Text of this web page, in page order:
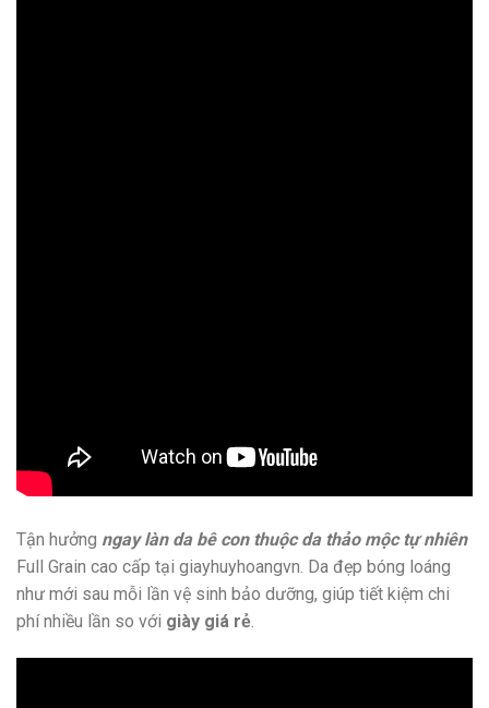
Tận hưởng ngay làn da bê con thuộc da thảo mộc tự nhiên
Full Grain cao cấp tại giayhuyhoangvn. Da đẹp bóng loáng
như mới sau mỗi lần vệ sinh bảo dưỡng, giúp tiết kiệm chi
phí nhiều lần so với giày giá rẻ.